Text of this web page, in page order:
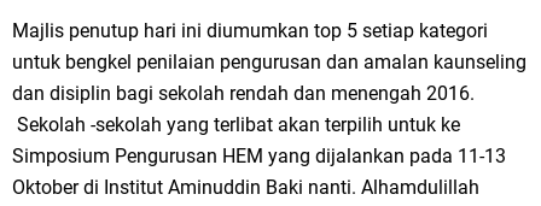
Majlis penutup hari ini diumumkan top 5 setiap kategori
untuk bengkel penilaian pengurusan dan amalan kaunseling
dan disiplin bagi sekolah rendah dan menengah 2016.
Sekolah -sekolah yang terlibat akan terpilih untuk ke
Simposium Pengurusan HEM yang dijalankan pada 11-13
Oktober di Institut Aminuddin Baki nanti. Alhamdulillah